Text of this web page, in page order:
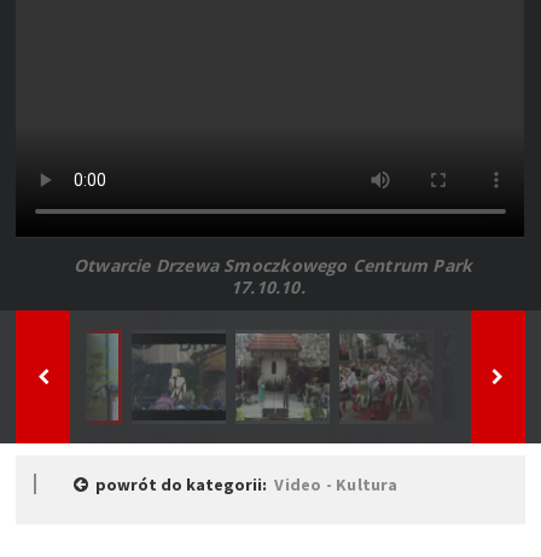
Otwarcie Drzewa Smoczkowego Centrum Park
17.10.10.
powrót do kategorii:Video - Kultura